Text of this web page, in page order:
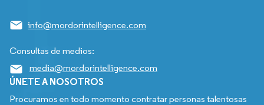
info@mordorintelligence.com
Consultas de medios:
media@mordorintelligence.com
ÚNETE A NOSOTROS
Procuramos en todo momento contratar personas talentosas